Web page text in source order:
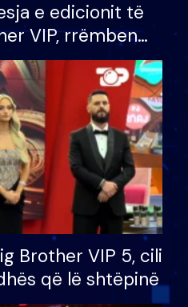
e edicionit të
VIP, rrëmben
100 mijë eurosh
Brother VIP 5, cili
që lë shtëpinë